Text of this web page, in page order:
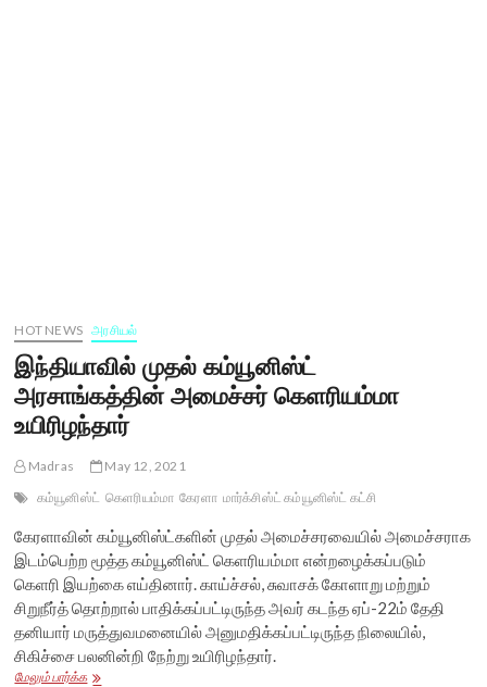
HOT NEWS அரசியல்
இந்தியாவில் முதல் கம்யூனிஸ்ட்
அரசாங்கத்தின் அமைச்சர் கெளரியம்மா
உயிரிழந்தார்
Madras
May 12, 2021
கம்யூனிஸ்ட் கெளரியம்மா கேரளா மார்க்சிஸ்ட் கம்யூனிஸ்ட் கட்சி
கேரளாவின் கம்யூனிஸ்ட்களின் முதல் அமைச்சரவையில் அமைச்சராக
இடம்பெற்ற மூத்த கம்யூனிஸ்ட் கெளரியம்மா என்றழைக்கப்படும்
கெளரி இயற்கை எய்தினார். காய்ச்சல், சுவாசக் கோளாறு மற்றும்
சிறுநீர்த் தொற்றால் பாதிக்கப்பட்டிருந்த அவர் கடந்த ஏப்-22ம் தேதி
தனியார் மருத்துவமனையில் அனுமதிக்கப்பட்டிருந்த நிலையில்,
சிகிச்சை பலனின்றி நேற்று உயிரிழந்தார்.
மேலும் பார்க்கஇந்தியாவில்